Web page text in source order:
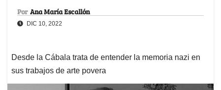
Por Ana María Escallón
DIC 10, 2022
Desde la Cábala trata de entender la memoria nazi en
sus trabajos de arte povera